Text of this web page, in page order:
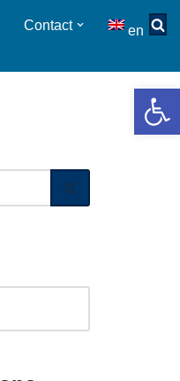
Contact en